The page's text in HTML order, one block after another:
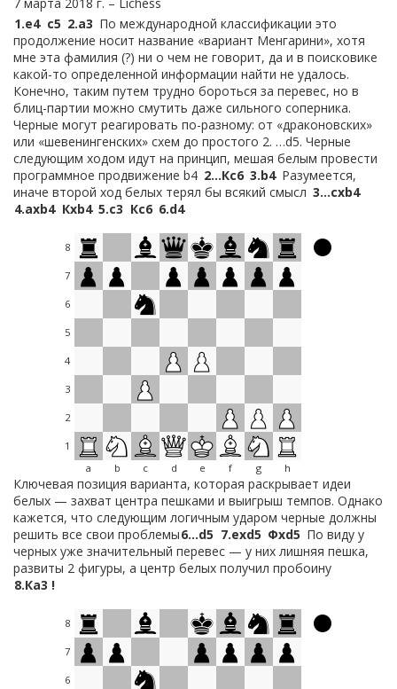
1.e4 c5 2.a3 По международной классификации это
продолжение носит название «вариант Менгарини», хотя
мне эта фамилия (?) ни о чем не говорит, да и в поисковике
какой-то определенной информации найти не удалось.
Конечно, таким путем трудно бороться за перевес, но в
блиц-партии можно смутить даже сильного соперника.
Черные могут реагировать по-разному: от «драконовских»
или «шевенингенских» схем до простого 2. …d5. Черные
следующим ходом идут на принцип, мешая белым провести
программное продвижение b4 2…Кc6 3.b4 Разумеется,
иначе второй ход белых терял бы всякий смысл 3…cxb4
4.axb4 Кxb4 5.c3 Кc6 6.d4
8
7
6
5
4
3
2
1
a
b c d e f g h
Ключевая позиция варианта, которая раскрывает идеи
белых — захват центра пешками и выигрыш темпов. Однако
кажется, что следующим логичным ударом черные должны
решить все свои проблемы6…d5 7.exd5 Фxd5 По виду у
черных уже значительный перевес — у них лишняя пешка,
развиты 2 фигуры, а центр белых получил пробоину
8.Кa3 !
8
7
6